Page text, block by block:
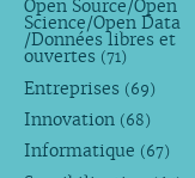
Open Source/Open
Science/Open Data
/Données libres et
ouvertes (71)
Entreprises (69)
Innovation (68)
Informatique (67)